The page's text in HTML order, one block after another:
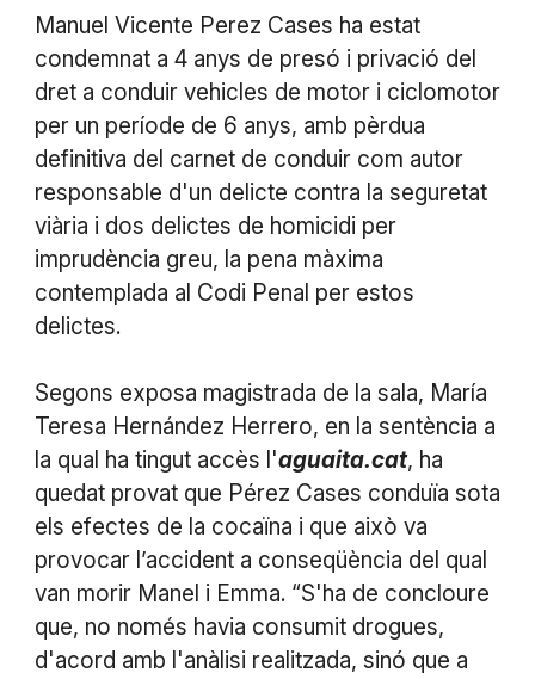
Manuel Vicente Perez Cases ha estat
condemnat a 4 anys de presó i privació del
dret a conduir vehicles de motor i ciclomotor
per un període de 6 anys, amb pèrdua
definitiva del carnet de conduir com autor
responsable d'un delicte contra la seguretat
viària i dos delictes de homicidi per
imprudència greu, la pena màxima
contemplada al Codi Penal per estos
delictes.
Segons exposa magistrada de la sala, María
Teresa Hernández Herrero, en la sentència a
la qual ha tingut accès l'aguaita.cat, ha
quedat provat que Pérez Cases conduïa sota
els efectes de la cocaïna i que això va
provocar l’accident a conseqüència del qual
van morir Manel i Emma. “S'ha de concloure
que, no només havia consumit drogues,
d'acord amb l'anàlisi realitzada, sinó que a